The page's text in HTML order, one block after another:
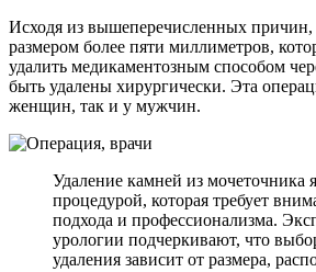
Исходя из вышеперечисленных
размером более пяти миллиметров,
удалить медикаментозным способом
быть удалены хирургически. Эта
женщин, так и у мужчин.
Удаление камней из мочеточника
процедурой, которая требует
подхода и профессионализма.
урологии подчеркивают, что
удаления зависит от размера,